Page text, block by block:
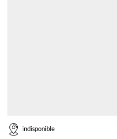
indisponible